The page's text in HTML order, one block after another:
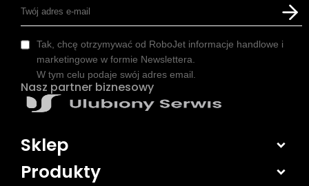
Sklep
Produkty
Tak, chcę otrzymywać od RoboJet informacje handlowe i
marketingowe w formie Newslettera.
W tym celu podaje swój adres email.
Nasz partner biznesowy